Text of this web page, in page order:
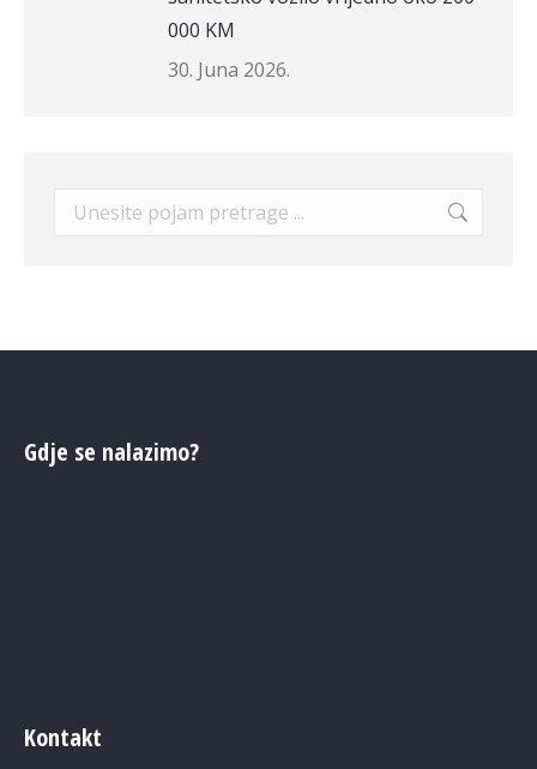
000 KM
30. Juna 2026.
Search:
Gdje se nalazimo?
Kontakt